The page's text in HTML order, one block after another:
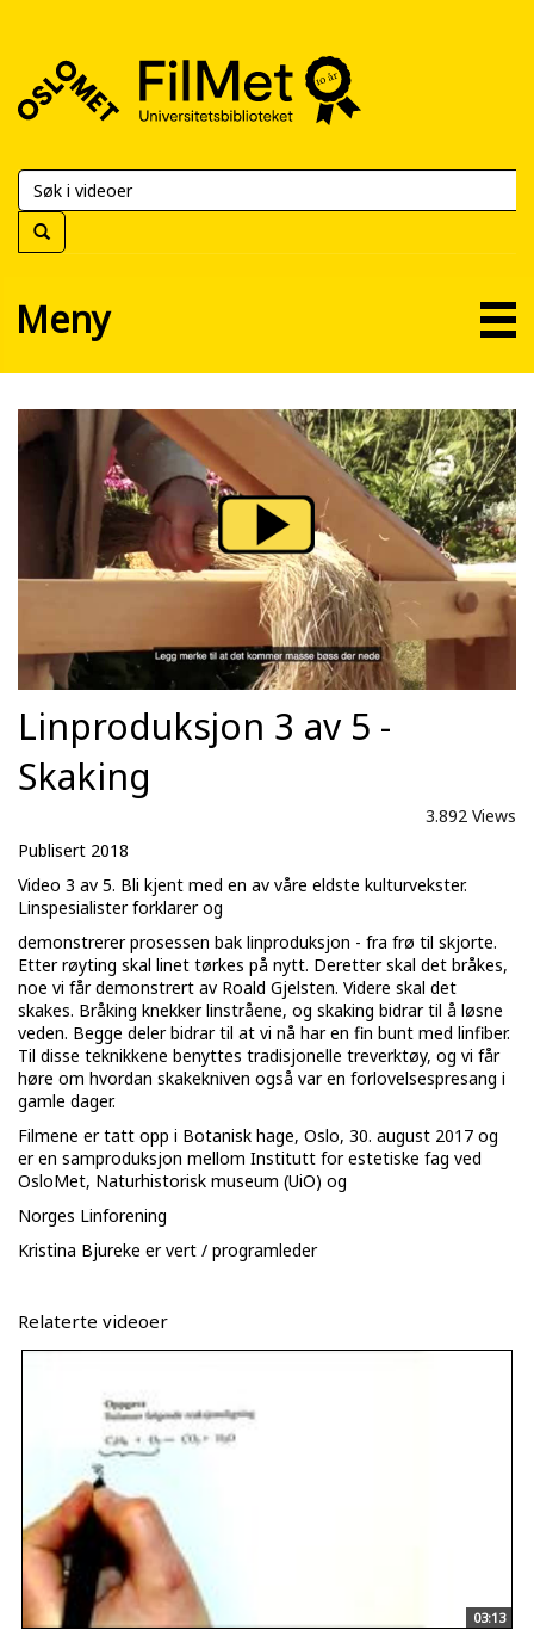
FilMet
Universitetsbiblioteket
Meny
Linproduksjon 3 av 5 -
Skaking
3.892 Views
Publisert 2018
Video 3 av 5. Bli kjent med en av våre eldste kulturvekster.
Linspesialister forklarer og
demonstrerer prosessen bak linproduksjon - fra frø til skjorte.
Etter røyting skal linet tørkes på nytt. Deretter skal det bråkes,
noe vi får demonstrert av Roald Gjelsten. Videre skal det
skakes. Bråking knekker linstråene, og skaking bidrar til å løsne
veden. Begge deler bidrar til at vi nå har en fin bunt med linfiber.
Til disse teknikkene benyttes tradisjonelle treverktøy, og vi får
høre om hvordan skakekniven også var en forlovelsespresang i
gamle dager.
Filmene er tatt opp i Botanisk hage, Oslo, 30. august 2017 og
er en samproduksjon mellom Institutt for estetiske fag ved
OsloMet, Naturhistorisk museum (UiO) og
Norges Linforening
Kristina Bjureke er vert / programleder
Relaterte videoer
03:13